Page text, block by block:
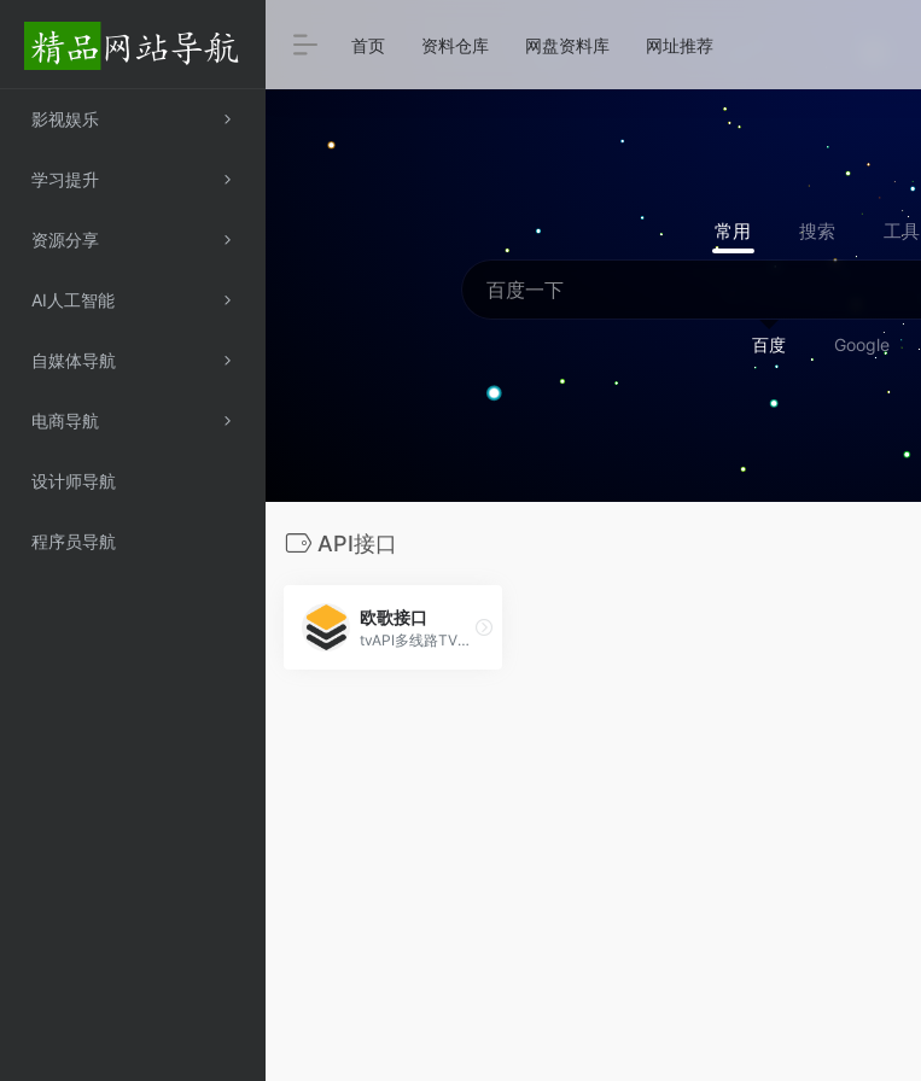
影视娱乐
学习提升
资源分享
AI人工智能
自媒体导航
电商导航
设计师导航
程序员导航
首页 资料仓库 网盘资料库 网址推荐
常用 搜索 工具
百度 Google
API接口
欧歌接口
tvAPI多线路TVBOX影视仓专用